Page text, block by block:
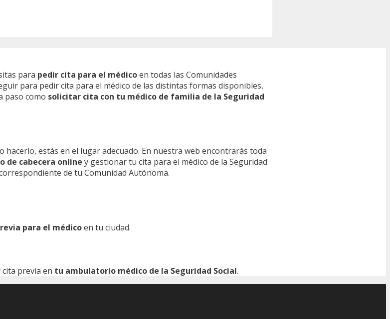
para pedir cita para el médicoen todas las Comunidades
para pedir cita para el médico de las distintas formas disponibles,
paso como solicitar cita con tu médico de familia de la Seguridad
hacerlo, estás en el lugar adecuado. En nuestra web encontrarás toda
de cabecera online y gestionar tu cita para el médico de la Seguridad
de tu Comunidad Autónoma.
para el médicoen tu ciudad.
previa en tu ambulatorio médico de la Seguridad Social.